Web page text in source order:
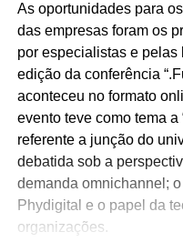
As oportunidades para
das empresas foram os
por especialistas e pelas
edição da conferência
aconteceu no formato
evento teve como tema a
referente a junção do
debatida sob a
demanda omnichannel;
Phydigital e o papel da
organizações.